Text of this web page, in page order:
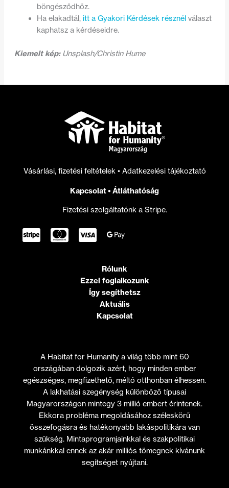
böngésződhöz.
Ha elakadtál, itt a Gyakori Kérdések résznélválaszt
kaphatsz a kérdéseidre.
Kiemelt kép:Unsplash/Christin Hume
Vásárlási, fizetési feltételek • Adatkezelési tájékoztató
Kapcsolat• Átláthatóság
Fizetési szolgáltatónk a Stripe.
Rólunk
Ezzel foglalkozunk
Így segíthetsz
Aktuális
Kapcsolat
A Habitat for Humanity a világ több mint 60
országában dolgozik azért, hogy minden ember
egészséges, megfizethető, méltó otthonban élhessen.
A lakhatási szegénység különböző típusai
Magyarországon mintegy 3 millió embert érintenek.
Ekkora probléma megoldásához széleskörű
összefogásra és hatékonyabb lakáspolitikára van
szükség. Mintaprogramjainkkal és szakpolitikai
munkánkkal ennek az akár milliós tömegnek kívánunk
segítséget nyújtani.